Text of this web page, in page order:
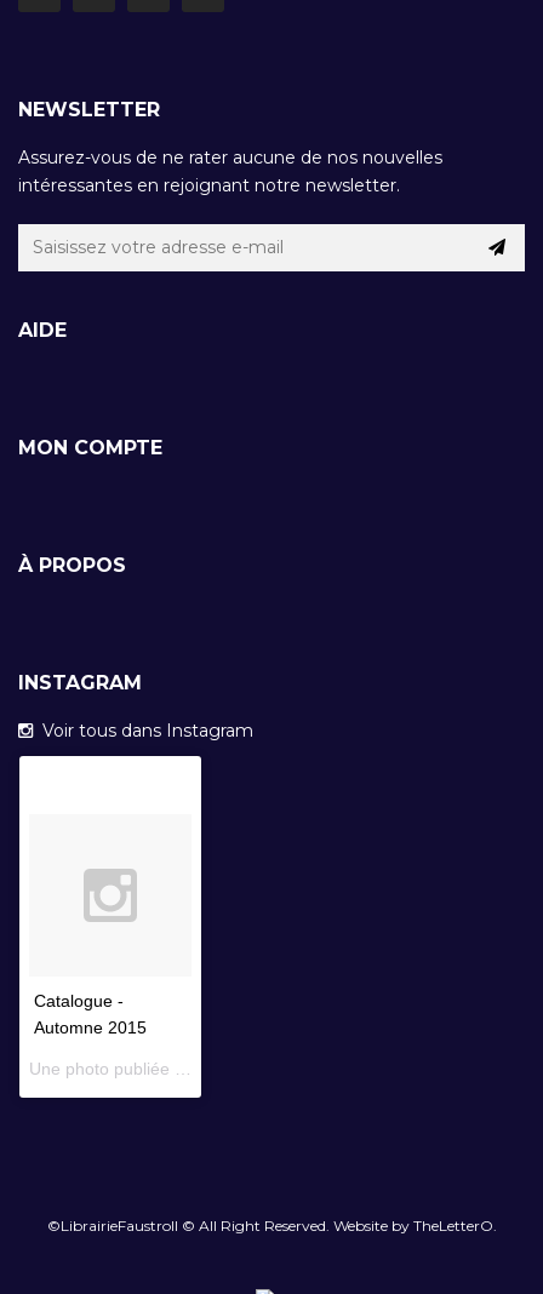
NEWSLETTER
Assurez-vous de ne rater aucune de nos nouvelles
intéressantes en rejoignant notre newsletter.
AIDE
MON COMPTE
À PROPOS
INSTAGRAM
Voir tous dans Instagram
Catalogue -
Automne 2015
©LibrairieFaustroll © All Right Reserved. Website by TheLetterO.